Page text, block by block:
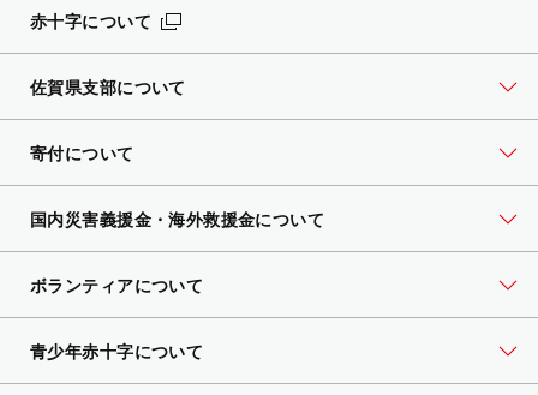
赤十字について
佐賀県支部について
寄付について
国内災害義援金・海外救援金について
ボランティアについて
青少年赤十字について